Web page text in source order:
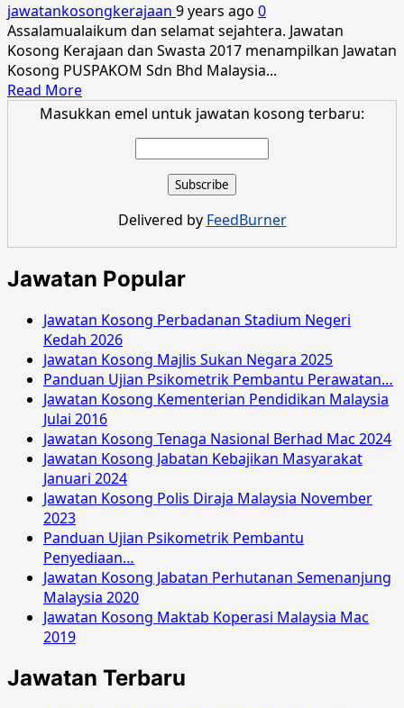
Januari
2018
jawatankosongkerajaan 9 years ago 0
Assalamualaikum dan selamat sejahtera. Jawatan
Kosong Kerajaan dan Swasta 2017 menampilkan Jawatan
Kosong PUSPAKOM Sdn Bhd Malaysia...
Read MoreRead
more
Malaysia
November
2017
Masukkan emel untuk jawatan kosong terbaru:
Delivered by FeedBurner
Jawatan Popular
Jawatan Kosong Perbadanan Stadium Negeri
Kedah 2026
Jawatan Kosong Majlis Sukan Negara 2025
Panduan Ujian Psikometrik Pembantu Perawatan…
Jawatan Kosong Kementerian Pendidikan Malaysia
Julai 2016
Jawatan Kosong Tenaga Nasional Berhad Mac 2024
Jawatan Kosong Jabatan Kebajikan Masyarakat
Januari 2024
Jawatan Kosong Polis Diraja Malaysia November
2023
Panduan Ujian Psikometrik Pembantu
Penyediaan…
Jawatan Kosong Jabatan Perhutanan Semenanjung
Malaysia 2020
Jawatan Kosong Maktab Koperasi Malaysia Mac
2019
Jawatan Terbaru